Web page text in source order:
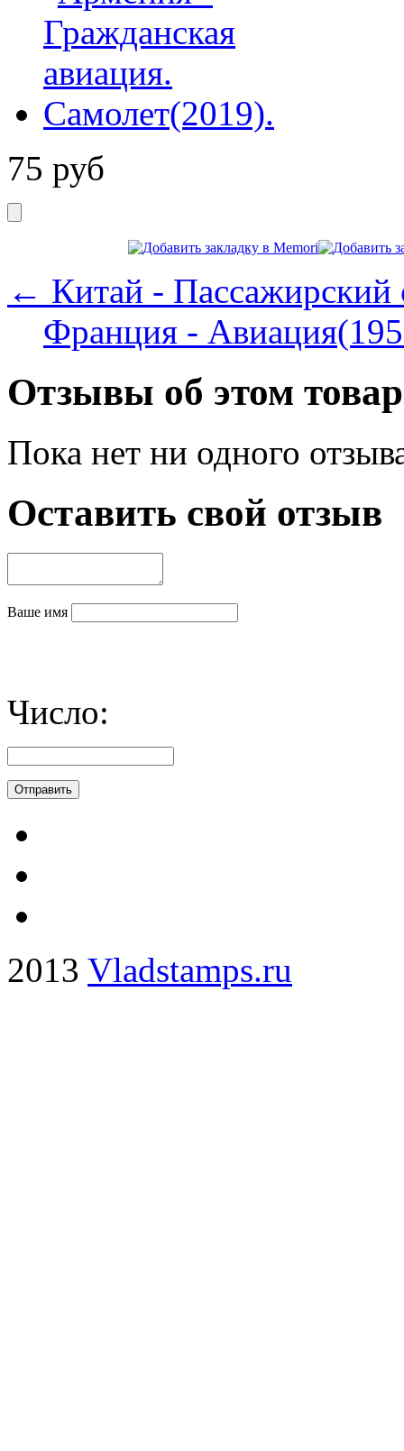
75 руб
← Китай - Пассажирский
Франция -
Отзывы об этом
Пока нет ни одного
Оставить свой отзыв
Ваше имя
Число:
2013 Vladstamps.ru